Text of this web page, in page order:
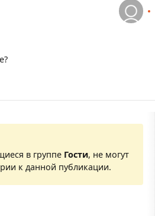
в группе Гости, не могут
к данной публикации.